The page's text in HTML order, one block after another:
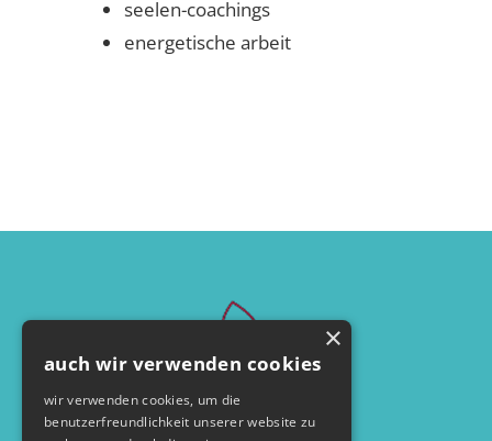
seelen-coachings
energetische arbeit
×
auch wir verwenden cookies
wir verwenden cookies, um die
benutzerfreundlichkeit unserer website zu